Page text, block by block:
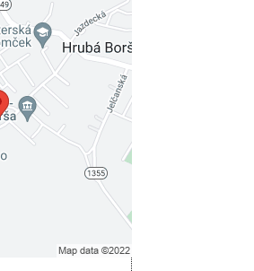
je blokovaný
obsah?
- súhlas s